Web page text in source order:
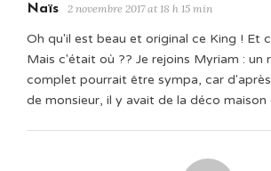
Naïs 2 novembre 2017 at 18 h 15 min
Oh qu'il est beau et original ce King ! Et
Mais c'était où ?? Je rejoins Myriam : un
complet pourrait être sympa, car
de monsieur, il y avait de la déco maison